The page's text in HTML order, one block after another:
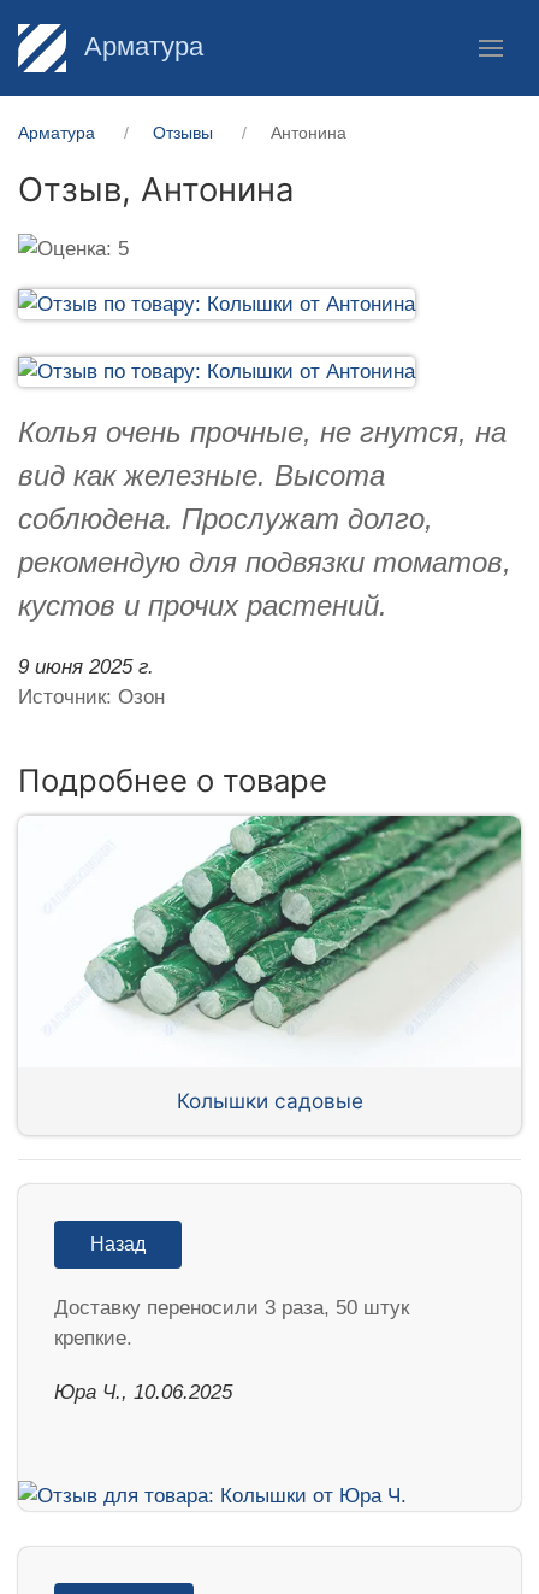
Арматура
Арматура Отзывы Антонина
Отзыв, Антонина
Колья очень прочные, не гнутся, на
вид как железные. Высота
соблюдена. Прослужат долго,
рекомендую для подвязки томатов,
кустов и прочих растений.
9 июня 2025 г.
Источник: Озон
Подробнее о товаре
Колышки садовые
Назад
Доставку переносили 3 раза, 50 штук
крепкие.
Юра Ч., 10.06.2025